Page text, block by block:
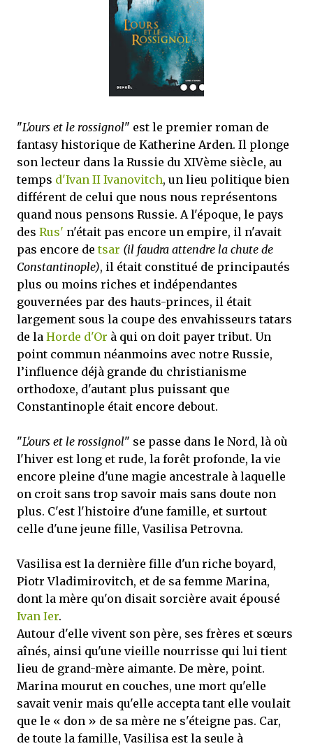
mettre sous tous les yeux. C'est cela...
"L'ours et le rossignol" est le premier roman de
fantasy historique de Katherine Arden. Il plonge
son lecteur dans la Russie du XIVème siècle, au
temps d'Ivan II Ivanovitch, un lieu politique bien
différent de celui que nous nous représentons
quand nous pensons Russie. A l'époque, le pays
des Rus' n'était pas encore un empire, il n'avait
pas encore detsar (il faudra attendre la chute de
Constantinople), il était constitué de principautés
plus ou moins riches et indépendantes
gouvernées par des hauts-princes, il était
largement sous la coupe des envahisseurs tatars
de la Horde d'Or à qui on doit payer tribut. Un
point commun néanmoins avec notre Russie,
l’influence déjà grande du christianisme
orthodoxe, d'autant plus puissant que
Constantinople était encore debout.
"L'ours et le rossignol" se passe dans le Nord, là où
l'hiver est long et rude, la forêt profonde, la vie
encore pleine d'une magie ancestrale à laquelle
on croit sans trop savoir mais sans doute non
plus. C'est l'histoire d'une famille, et surtout
celle d'une jeune fille, Vasilisa Petrovna.
Vasilisa est la dernière fille d'un riche boyard,
Piotr Vladimirovitch, et de sa femme Marina,
dont la mère qu'on disait sorcière avait épousé
Ivan Ier.
Autour d'elle vivent son père, ses frères et sœurs
aînés, ainsi qu'une vieille nourrisse qui lui tient
lieu de grand-mère aimante. De mère, point.
Marina mourut en couches, une mort qu'elle
savait venir mais qu'elle accepta tant elle voulait
que le « don » de sa mère ne s'éteigne pas. Car,
de toute la famille, Vasilisa est la seule à